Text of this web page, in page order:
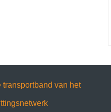
transportband van het